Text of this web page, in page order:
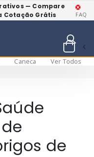
— Compare
Cotação Grátis
FAQ
Caneca
Ver Todos
de